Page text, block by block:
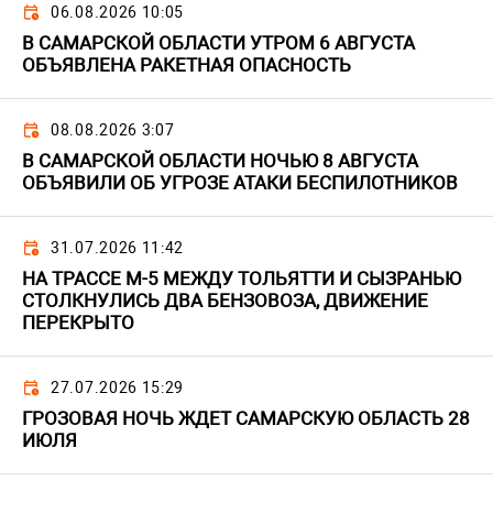
06.08.2026 10:05
В САМАРСКОЙ ОБЛАСТИ УТРОМ 6 АВГУСТА
ОБЪЯВЛЕНА РАКЕТНАЯ ОПАСНОСТЬ
08.08.2026 3:07
В САМАРСКОЙ ОБЛАСТИ НОЧЬЮ 8 АВГУСТА
ОБЪЯВИЛИ ОБ УГРОЗЕ АТАКИ БЕСПИЛОТНИКОВ
31.07.2026 11:42
НА ТРАССЕ М-5 МЕЖДУ ТОЛЬЯТТИ И СЫЗРАНЬЮ
СТОЛКНУЛИСЬ ДВА БЕНЗОВОЗА, ДВИЖЕНИЕ
ПЕРЕКРЫТО
27.07.2026 15:29
ГРОЗОВАЯ НОЧЬ ЖДЕТ САМАРСКУЮ ОБЛАСТЬ 28
ИЮЛЯ